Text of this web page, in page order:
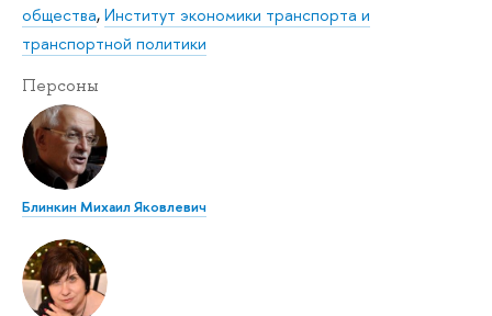
общества,Институт экономики транспорта и
транспортной политики
Персоны
Блинкин Михаил Яковлевич